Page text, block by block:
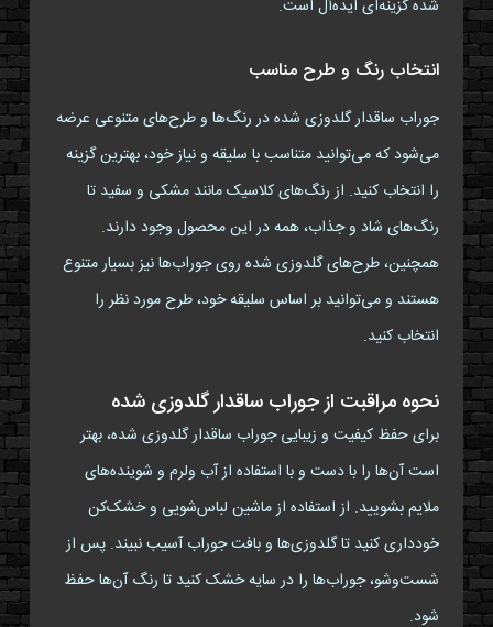
شده گزینه‌ای ایده‌آل است.
انتخاب رنگ و طرح مناسب
جوراب ساقدار گلدوزی شده در رنگ‌ها و طرح‌های متنوعی عرضه
می‌شود که می‌توانید متناسب با سلیقه و نیاز خود، بهترین گزینه
را انتخاب کنید. از رنگ‌های کلاسیک مانند مشکی و سفید تا
رنگ‌های شاد و جذاب، همه در این محصول وجود دارند.
همچنین، طرح‌های گلدوزی شده روی جوراب‌ها نیز بسیار متنوع
هستند و می‌توانید بر اساس سلیقه خود، طرح مورد نظر را
انتخاب کنید.
نحوه مراقبت از جوراب ساقدار گلدوزی شده
برای حفظ کیفیت و زیبایی جوراب ساقدار گلدوزی شده، بهتر
است آن‌ها را با دست و با استفاده از آب ولرم و شوینده‌های
ملایم بشویید. از استفاده از ماشین لباس‌شویی و خشک‌کن
خودداری کنید تا گلدوزی‌ها و بافت جوراب آسیب نبیند. پس از
شست‌وشو، جوراب‌ها را در سایه خشک کنید تا رنگ آن‌ها حفظ
شود.